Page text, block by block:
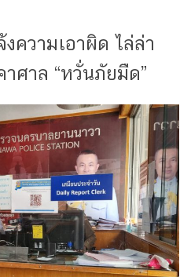
ความเอาผิด ไล่ล่า
ศาล “หวั่นภัยมืด”